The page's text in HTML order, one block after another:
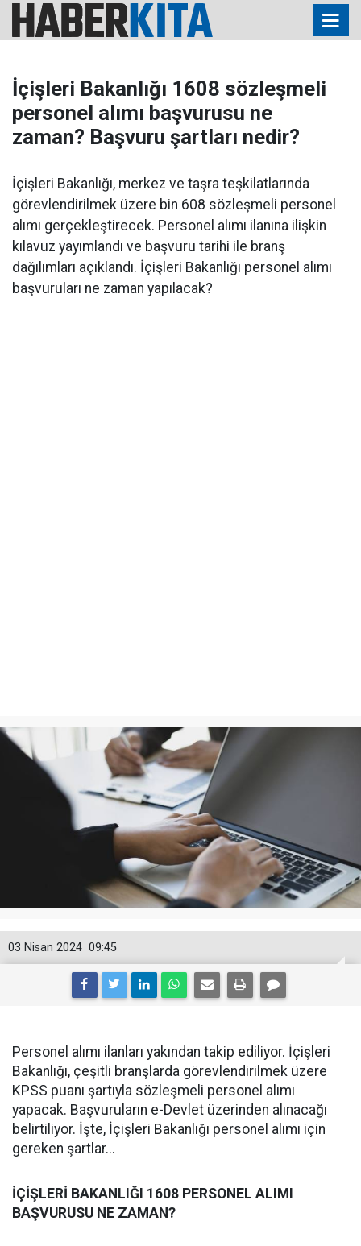
İçişleri Bakanlığı 1608 sözleşmeli
personel alımı başvurusu ne
zaman? Başvuru şartları nedir?
İçişleri Bakanlığı, merkez ve taşra teşkilatlarında
görevlendirilmek üzere bin 608 sözleşmeli personel
alımı gerçekleştirecek. Personel alımı ilanına ilişkin
kılavuz yayımlandı ve başvuru tarihi ile branş
dağılımları açıklandı. İçişleri Bakanlığı personel alımı
başvuruları ne zaman yapılacak?
09:45
03 Nisan 2024
Personel alımı ilanları yakından takip ediliyor. İçişleri
Bakanlığı, çeşitli branşlarda görevlendirilmek üzere
KPSS puanı şartıyla sözleşmeli personel alımı
yapacak. Başvuruların e-Devlet üzerinden alınacağı
belirtiliyor. İşte, İçişleri Bakanlığı personel alımı için
gereken şartlar...
İÇİŞLERİ BAKANLIĞI 1608 PERSONEL ALIMI
BAŞVURUSU NE ZAMAN?